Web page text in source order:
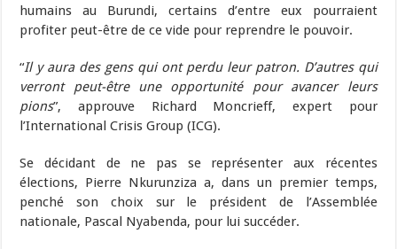
humains au Burundi, certains d’entre eux pourraient
profiter peut-être de ce vide pour reprendre le pouvoir.
“Il y aura des gens qui ont perdu leur patron. D’autres qui
verront peut-être une opportunité pour avancer leurs
pions”, approuve Richard Moncrieff, expert pour
l’International Crisis Group (ICG).
Se décidant de ne pas se représenter aux récentes
élections, Pierre Nkurunziza a, dans un premier temps,
penché son choix sur le président de l’Assemblée
nationale, Pascal Nyabenda, pour lui succéder.